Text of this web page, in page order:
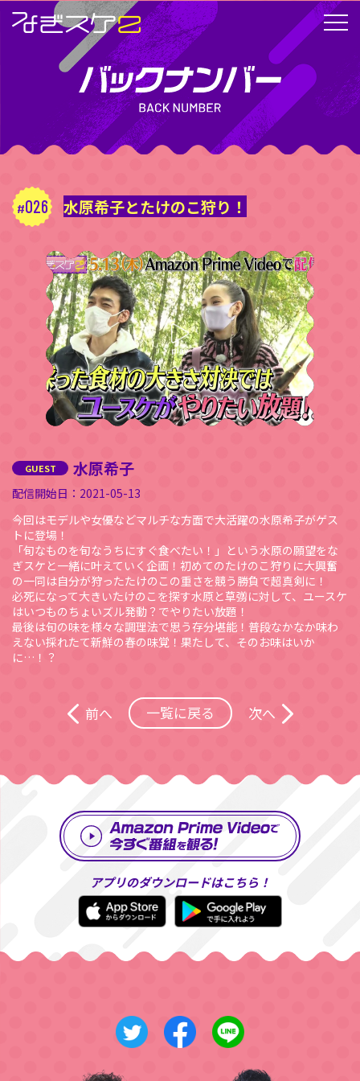
026 水原希子とたけのこ狩り！
水原希子
2021-05-13
今回はモデルや女優などマルチな方面で大活躍の水原希子がゲス
トに登場！
「旬なものを旬なうちにすぐ食べたい！」という水原の願望をな
ぎスケと一緒に叶えていく企画！初めてのたけのこ狩りに大興奮
の一同は自分が狩ったたけのこの重さを競う勝負で超真剣に！
必死になって大きいたけのこを探す水原と草彅に対して、ユースケ
はいつものちょいズル発動？でやりたい放題！
最後は旬の味を様々な調理法で思う存分堪能！普段なかなか味わ
えない採れたて新鮮の春の味覚！果たして、そのお味はいか
に…！？
前へ 一覧に戻る 次へ
アプリのダウンロードはこちら！